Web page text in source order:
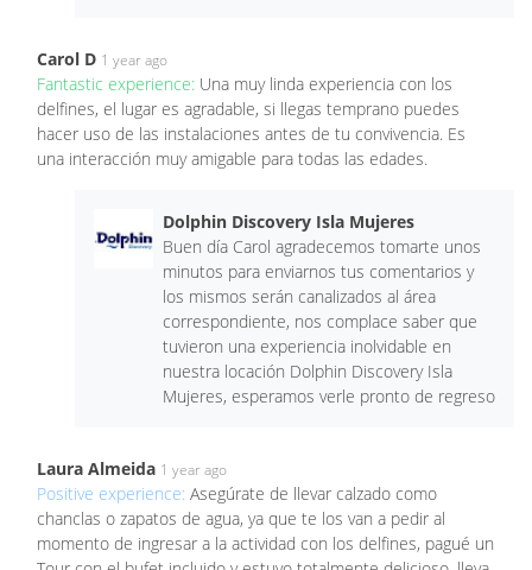
Carol D 1 year ago
Fantastic experience: Una muy linda experiencia con los
delfines, el lugar es agradable, si llegas temprano puedes
hacer uso de las instalaciones antes de tu convivencia. Es
una interacción muy amigable para todas las edades.
Dolphin Discovery Isla Mujeres
Buen día Carol agradecemos tomarte unos
minutos para enviarnos tus comentarios y
los mismos serán canalizados al área
correspondiente, nos complace saber que
tuvieron una experiencia inolvidable en
nuestra locación Dolphin Discovery Isla
Mujeres, esperamos verle pronto de regreso
Laura Almeida 1 year ago
Positive experience: Asegúrate de llevar calzado como
chanclas o zapatos de agua, ya que te los van a pedir al
momento de ingresar a la actividad con los delfines, pagué un